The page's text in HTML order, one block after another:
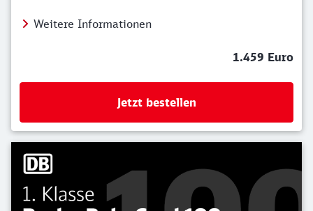
Weitere Informationen
1.459 Euro
Jetzt bestellen